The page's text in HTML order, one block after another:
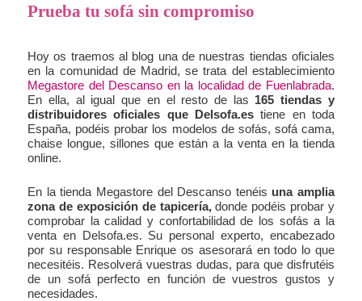
Prueba tu sofá sin compromiso
Hoy os traemos al blog una de nuestras tiendas oficiales
en la comunidad de Madrid, se trata del establecimiento
Megastore del Descanso en la localidad de Fuenlabrada.
En ella, al igual que en el resto de las 165 tiendas y
distribuidores oficiales que Delsofa.es tiene en toda
España, podéis probar los modelos de sofás, sofá cama,
chaise longue, sillones que están a la venta en la tienda
online.
En la tienda Megastore del Descanso tenéis una amplia
zona de exposición de tapicería,donde podéis probar y
comprobar la calidad y confortabilidad de los sofás a la
venta en Delsofa.es. Su personal experto, encabezado
por su responsable Enrique os asesorará en todo lo que
necesitéis. Resolverá vuestras dudas, para que disfrutéis
de un sofá perfecto en función de vuestros gustos y
necesidades.